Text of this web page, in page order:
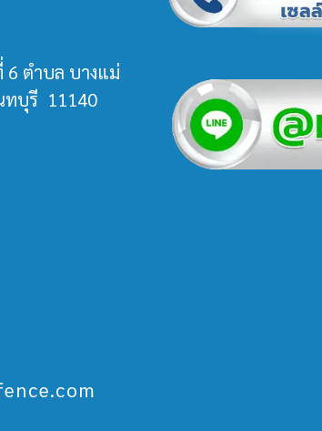
6 ตำบล บางแม่
ทบุรี 11140